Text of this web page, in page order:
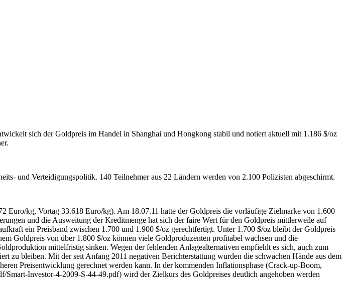
sich der Goldpreis im Handel in Shanghai und Hongkong stabil und notiert aktuell mit 1.186 $/oz
und Verteidigungspolitik. 140 Teilnehmer aus 22 Ländern werden von 2.100 Polizisten abgeschirmt.
Euro/kg, Vortag 33.618 Euro/kg). Am 18.07.11 hatte der Goldpreis die vorläufige Zielmarke von 1.600
und die Ausweitung der Kreditmenge hat sich der faire Wert für den Goldpreis mittlerweile auf
ein Preisband zwischen 1.700 und 1.900 $/oz gerechtfertigt. Unter 1.700 $/oz bleibt der Goldpreis
Goldpreis von über 1.800 $/oz können viele Goldproduzenten profitabel wachsen und die
mittelfristig sinken. Wegen der fehlenden Anlagealternativen empfiehlt es sich, auch zum
zu bleiben. Mit der seit Anfang 2011 negativen Berichterstattung wurden die schwachen Hände aus dem
Preisentwicklung gerechnet werden kann. In der kommenden Inflationsphase (Crack-up-Boom,
Investor-4-2009-S-44-49.pdf) wird der Zielkurs des Goldpreises deutlich angehoben werden